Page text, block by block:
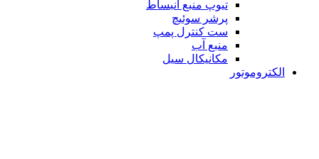
تیوپ منبع انبساط
پرشر سوئیچ
ست کنترل پمپ
منبع آب
مکانیکال سیل
الکتروموتور